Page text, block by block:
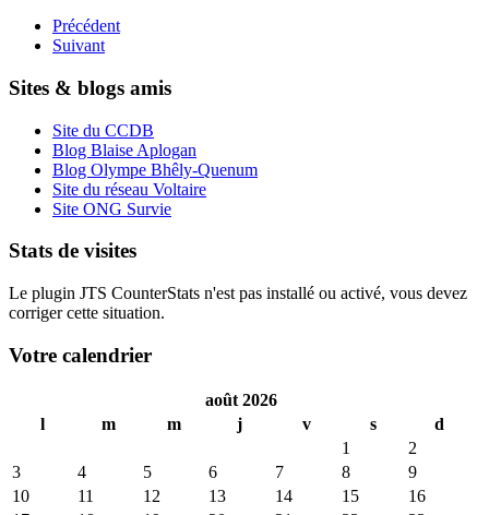
Précédent
Suivant
Sites & blogs amis
Site du CCDB
Blog Blaise Aplogan
Blog Olympe Bhêly-Quenum
Site du réseau Voltaire
Site ONG Survie
Stats de visites
Le plugin JTS CounterStats n'est pas installé ou activé, vous devez
corriger cette situation.
Votre calendrier
août 2026
l
m m j v s
d
1
2
3
4 5 6 7 8
9
10
11 12 13 14 15
16